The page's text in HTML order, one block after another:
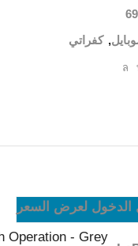
, كفراتي
لعرض السعر